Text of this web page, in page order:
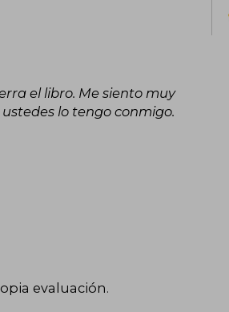
el libro. Me siento muy
lo tengo conmigo.
evaluación.